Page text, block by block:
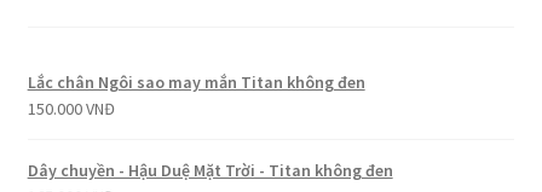
Lắc chân Ngôi sao may mắn Titan không đen
150.000VNĐ
Dây chuyền - Hậu Duệ Mặt Trời - Titan không đen